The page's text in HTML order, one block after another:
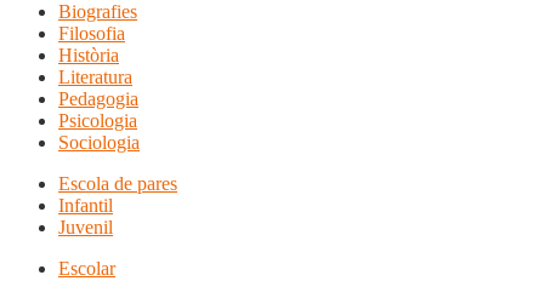
Biografies
Filosofia
Història
Literatura
Pedagogia
Psicologia
Sociologia
Escola de pares
Infantil
Juvenil
Escolar